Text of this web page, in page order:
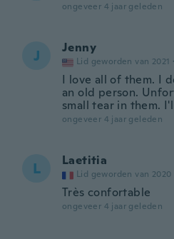
ongeveer 4 jaar geleden
J Jenny
Lid geworden van 2021 ·
I love all of them. I
an old person.
small tear in them.
ongeveer 4 jaar geleden
L Laetitia
Lid geworden van 2020
Très confortable
ongeveer 4 jaar geleden